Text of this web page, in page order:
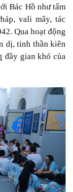
Bác Hồ như tấm
vali mây, tác
Qua hoạt động
dị, tinh thần kiên
đầy gian khó của